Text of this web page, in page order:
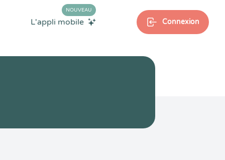
L'appli mobile
NOUVEAU
Connexion